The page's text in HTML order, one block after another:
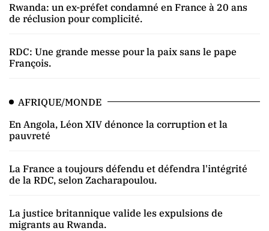
Rwanda: un ex-préfet condamné en France à 20 ans
de réclusion pour complicité.
RDC: Une grande messe pour la paix sans le pape
François.
AFRIQUE/MONDE
En Angola, Léon XIV dénonce la corruption et la
pauvreté
La France a toujours défendu et défendra l'intégrité
de la RDC, selon Zacharapoulou.
La justice britannique valide les expulsions de
migrants au Rwanda.